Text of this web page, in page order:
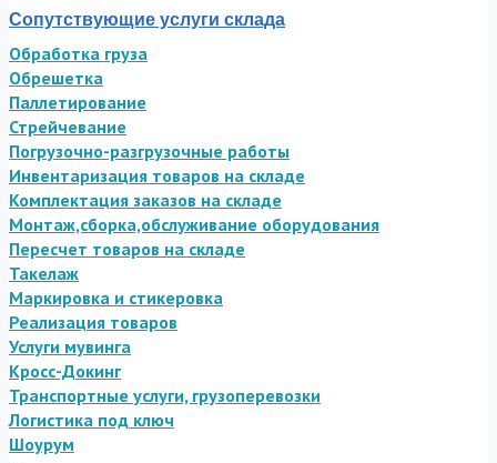
Сопутствующие услуги склада
Обработка груза
Обрешетка
Паллетирование
Стрейчевание
Погрузочно-разгрузочные работы
Инвентаризация товаров на складе
Комплектация заказов на складе
Монтаж,сборка,обслуживание оборудования
Пересчет товаров на складе
Такелаж
Маркировка и стикеровка
Реализация товаров
Услуги мувинга
Кросс-Докинг
Транспортные услуги, грузоперевозки
Логистика под ключ
Шоурум